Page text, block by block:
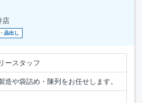
店
品出し
ースタッフ
造や袋詰め・陳列をお任せします。